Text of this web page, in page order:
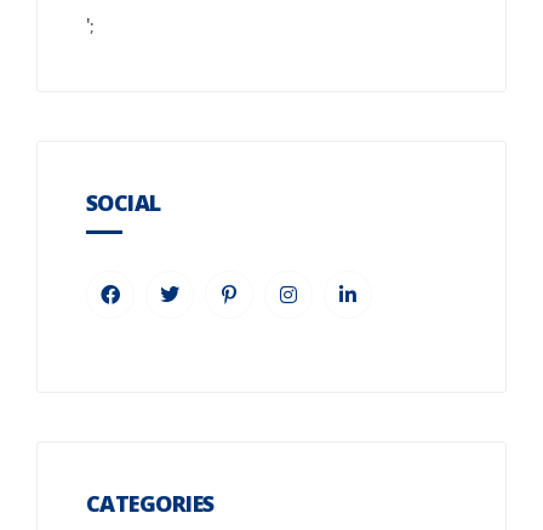
';
SOCIAL
CATEGORIES